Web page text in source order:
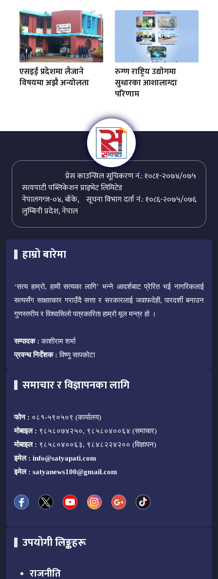
एसइई प्रदेशमा लैजाने
विषयमा अझै अन्योलता
रुग्ण राष्ट्रिय उद्योगमा
सुधारका आशालाग्दा
परिणाम
प्रेस काउन्सिल सूचिकरण नं.: १०८१-२०७४/०७५
सत्यपाटी पब्लिकेशन प्राइभेट लिमिटेड
सूचना विभाग दर्ता नं.: १०८६-२०७५/०७६
नेपालगन्ज-०४, बाँके,
लुम्बिनी प्रदेश, नेपाल
हाम्रो बारेमा
‘सत्य हाम्रो, हामी सत्यका लागि’ भन्ने आदर्शबाट प्रेरित भई नागरिकलाई
सत्यसँग साक्षात्कार गराउँदै सत्ता र सरकारलाई जवाफदेही, पारदर्शी बनाउन
गुणस्तरीय र विश्वासिलो पत्रकारिता हाम्रो मूल मन्त्र हो ।
सम्पादक : काशीराम शर्मा
प्रवन्ध निर्देशक : विष्णु सापकोटा
समाचार र विज्ञापनका लागि
फोन : ०८१-५९०५०९ (कार्यालय)
मोबाइल : ९८५८०७४२५०, ९८५८०४००६४ (समाचार)
मोबाइल : ९८५८०४००६३, ९८४८२२४२०० (विज्ञापन)
इमेल : info@satyapati.com
इमेल : satyanews100@gmail.com
उपयोगी लिङ्कहरू
राजनीति